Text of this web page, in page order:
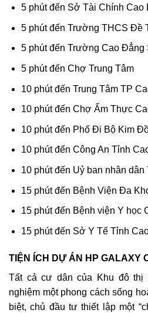
5 phút đến Sở Tài Chính Cao
5 phút đến Trường THCS Đề
5 phút đến Trường Cao Đẳng
5 phút đến Chợ Trung Tâm
10 phút đến Trung Tâm TP
10 phút đến Chợ Ẩm Thực
10 phút đến Phố Đi Bộ Kim
10 phút đến Công An Tỉnh
10 phút đến Uỷ ban nhân dân
15 phút đến Bệnh Viện Đa
15 phút đến Bệnh viện Y học
15 phút đến Sở Y Tế Tỉnh
TIỆN ÍCH DỰ ÁN HP GALAXY
Tất cả cư dân của Khu đô thị
nghiệm một phong cách sống
biệt, chủ đầu tư thiết lập một